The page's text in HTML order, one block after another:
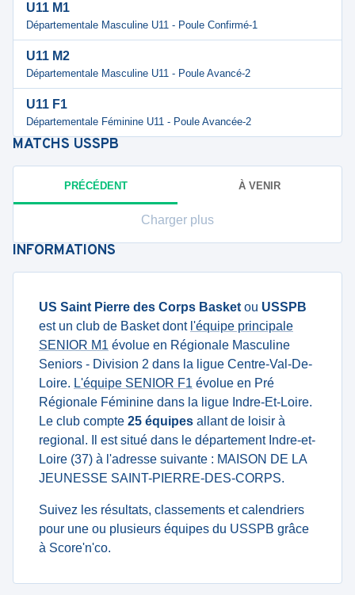
U11 M1
Départementale Masculine U11 - Poule Confirmé-1
U11 M2
Départementale Masculine U11 - Poule Avancé-2
U11 F1
Départementale Féminine U11 - Poule Avancée-2
MATCHS USSPB
PRÉCÉDENT À VENIR
Charger plus
INFORMATIONS
US Saint Pierre des Corps Basket ou USSPB
est un club de Basket dont l'équipe principale
SENIOR M1 évolue en Régionale Masculine
Seniors - Division 2 dans la ligue Centre-Val-De-
Loire. L'équipe SENIOR F1 évolue en Pré
Régionale Féminine dans la ligue Indre-Et-Loire.
Le club compte 25 équipes allant de loisir à
regional. Il est situé dans le département Indre-et-
Loire (37) à l'adresse suivante : MAISON DE LA
JEUNESSE SAINT-PIERRE-DES-CORPS.
Suivez les résultats, classements et calendriers
pour une ou plusieurs équipes du USSPB grâce
à Score'n'co.